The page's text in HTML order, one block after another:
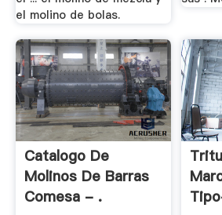
el molino de bolas.
Catalogo De
Molinos De Barras
Comesa - .